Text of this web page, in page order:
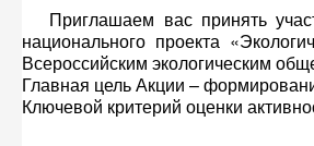
Приглашаем вас принять
национального проекта
Всероссийским экологическим
Главная цель Акции –
Ключевой критерий оценки